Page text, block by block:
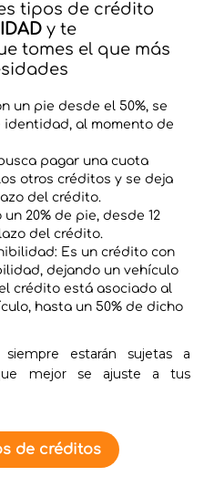
tipos de crédito
y te
tomes el que más
un pie desde el 50%, se
identidad, al momento de
pagar una cuota
otros créditos y se deja
del crédito.
un 20% de pie, desde 12
del crédito.
Es un crédito con
dejando un vehículo
crédito está asociado al
hasta un 50% de dicho
estarán sujetas a
mejor se ajuste a tus
de créditos